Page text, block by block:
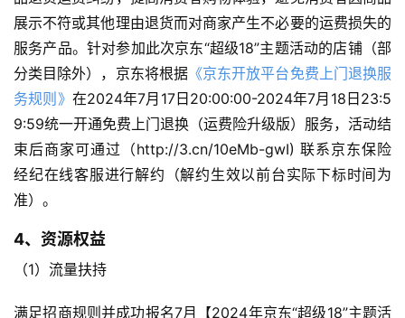
展示不符或其他理由退货而对商家产生不必要的运费损失的
服务产品。针对参加此次京东“超级18”主题活动的店铺（部
分类目除外），京东将根据《京东开放平台免费上门退换服
务规则》 在2024年7月17日20:00:00-2024年7月18日23:5
9:59统一开通免费上门退换（运费险升级版）服务，活动结
束后商家可通过（http://3.cn/10eMb-gwI) 联系京东保险
经纪在线客服进行解约（解约生效以前台实际下标时间为
准）。
4、资源权益
（1）流量扶持
满足招商规则并成功报名7月【2024年京东“超级18”主题活